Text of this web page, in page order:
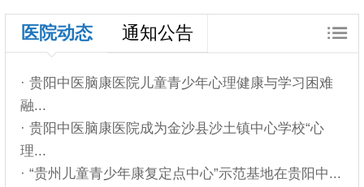
医院动态 通知公告
· 贵阳中医脑康医院儿童青少年心理健康与学习困难
融...
· 贵阳中医脑康医院成为金沙县沙土镇中心学校“心
理...
· “贵州儿童青少年康复定点中心”示范基地在贵阳中...